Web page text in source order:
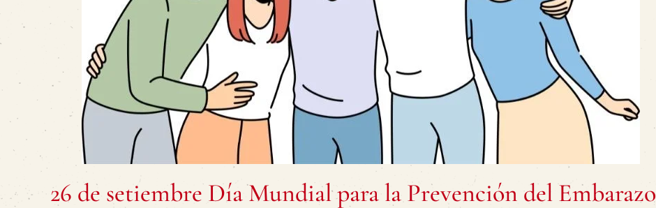
26 de setiembre Día Mundial para la Prevención del Embarazo